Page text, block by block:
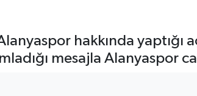
hakkında yaptığı
mesajla Alanyaspor